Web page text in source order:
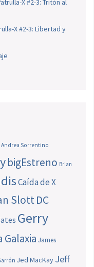
X #2-3: Tritón al
X #2-3: Libertad y
Andrea Sorrentino
bigEstreno Brian
Caída de X
SlottDC
Gerry
Galaxia James
Jed MacKay Jeff